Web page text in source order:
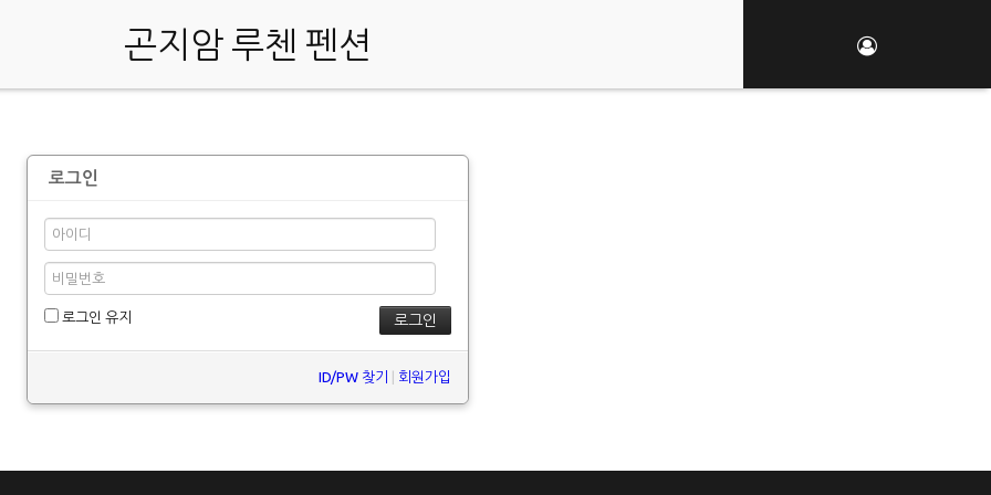
곤지암 루첸 펜션
로그인
로그인 유지
ID/PW 찾기 회원가입